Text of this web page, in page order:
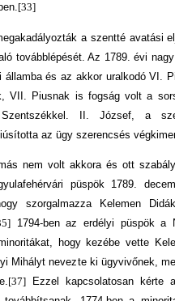
[33]
a szentté avatási
továbblépését. Az 1789. évi
államba és az akkor uralkodó VI.
VII. Piusnak is fogság volt a
II. József, a
az ügy szerencsés
nem volt akkora és ott
püspök 1789.
szorgalmazza Kelemen
1794-ben az erdélyi püspök a
hogy kezébe vette
Mihályt nevezte ki ügyvivőnek,
[37] Ezzel kapcsolatosan kérte